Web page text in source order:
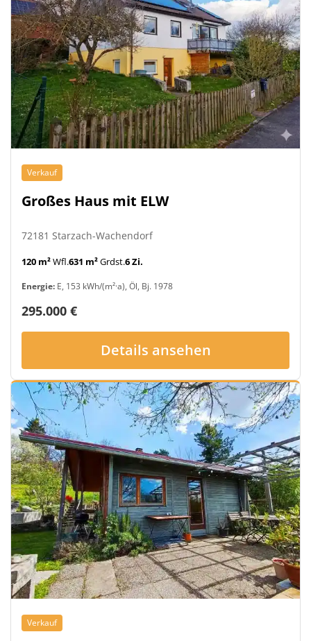
Verkauf
Großes Haus mit ELW
72181 Starzach-Wachendorf
120 m²Wfl.631 m²Grdst.6 Zi.
Energie: E, 153 kWh/(m²·a), Öl, Bj. 1978
295.000 €
Details ansehen
Verkauf